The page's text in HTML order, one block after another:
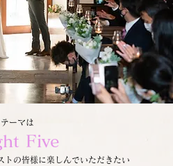
テーマは
Five
トの皆様に楽しんでいただきたい